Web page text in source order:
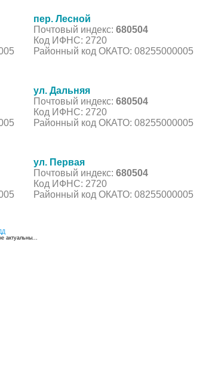
пер. Лесной
Почтовый индекс: 680504
Код ИФНС: 2720
Районный код ОКАТО: 08255000005
ул. Дальняя
Почтовый индекс: 680504
Код ИФНС: 2720
Районный код ОКАТО: 08255000005
ул. Первая
Почтовый индекс: 680504
Код ИФНС: 2720
Районный код ОКАТО: 08255000005
актуальны...